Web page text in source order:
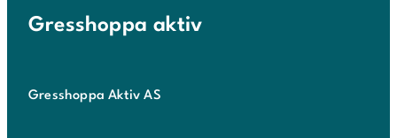
Gresshoppa aktiv
Gresshoppa Aktiv AS